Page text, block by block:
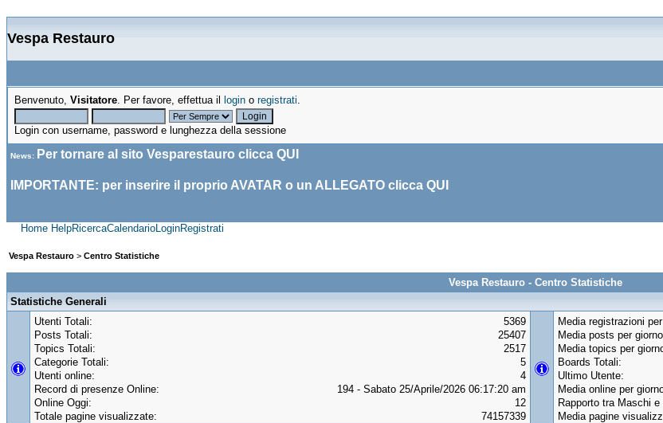
Vespa Restauro
Benvenuto, Visitatore. Per favore, effettua il login o registrati.
Login con username, password e lunghezza della sessione
News: Per tornare al sito Vesparestauro clicca QUI
IMPORTANTE: per inserire il proprio AVATAR o un ALLEGATO clicca QUI
Home HelpRicercaCalendarioLoginRegistrati
Vespa Restauro > Centro Statistiche
Vespa Restauro - Centro Statistiche
Statistiche Generali
Utenti Totali:
5369
Posts Totali:
25407
Topics Totali:
2517
Categorie Totali:
5
Utenti online:
4
Record di presenze Online:
194 - Sabato 25/Aprile/2026 06:17:20 am
Online Oggi:
12
Totale pagine visualizzate:
74157339
Media registrazioni
Media posts per
Media topics per
Boards Totali:
Ultimo Utente:
Media online per
Rapporto tra Maschi e
Media pagine